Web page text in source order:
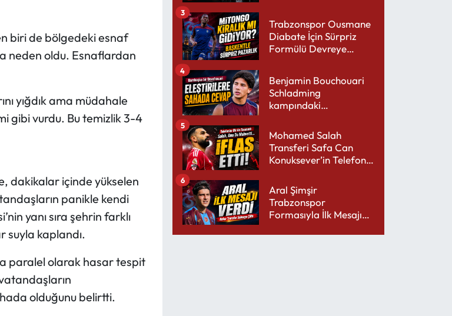
biri de bölgedeki esnaf
neden oldu. Esnaflardan
yığdık ama müdahale
gibi vurdu. Bu temizlik 3-4
dakikalar içinde yükselen
panikle kendi
yanı sıra şehrin farklı
kaplandı.
paralel olarak hasar tespit
olduğunu belirtti.
Yakışır
Trabzonspor Ousmane
Diabate İçin Sürpriz
Formülü Devreye
3
Benjamin Bouchouari
Schladming
kampındaki
4
Mohamed Salah
Transferi Safa Can
Konuksever’in Telefon
5
Aral Şimşir
Trabzonspor
Formasıyla İlk Mesajını
6